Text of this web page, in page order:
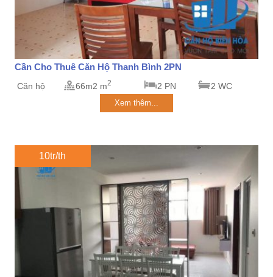
Cần Cho Thuê Căn Hộ Thanh Bình 2PN
Căn hộ 66m2 m2 2 PN 2 WC
Xem thêm...
10tr/th